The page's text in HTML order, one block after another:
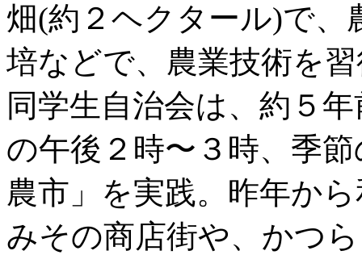
畑(約２ヘクタール)で、
培などで、農業技術を
同学生自治会は、約５
の午後２時〜３時、季
農市」を実践。昨年か
みその商店街や、かつ